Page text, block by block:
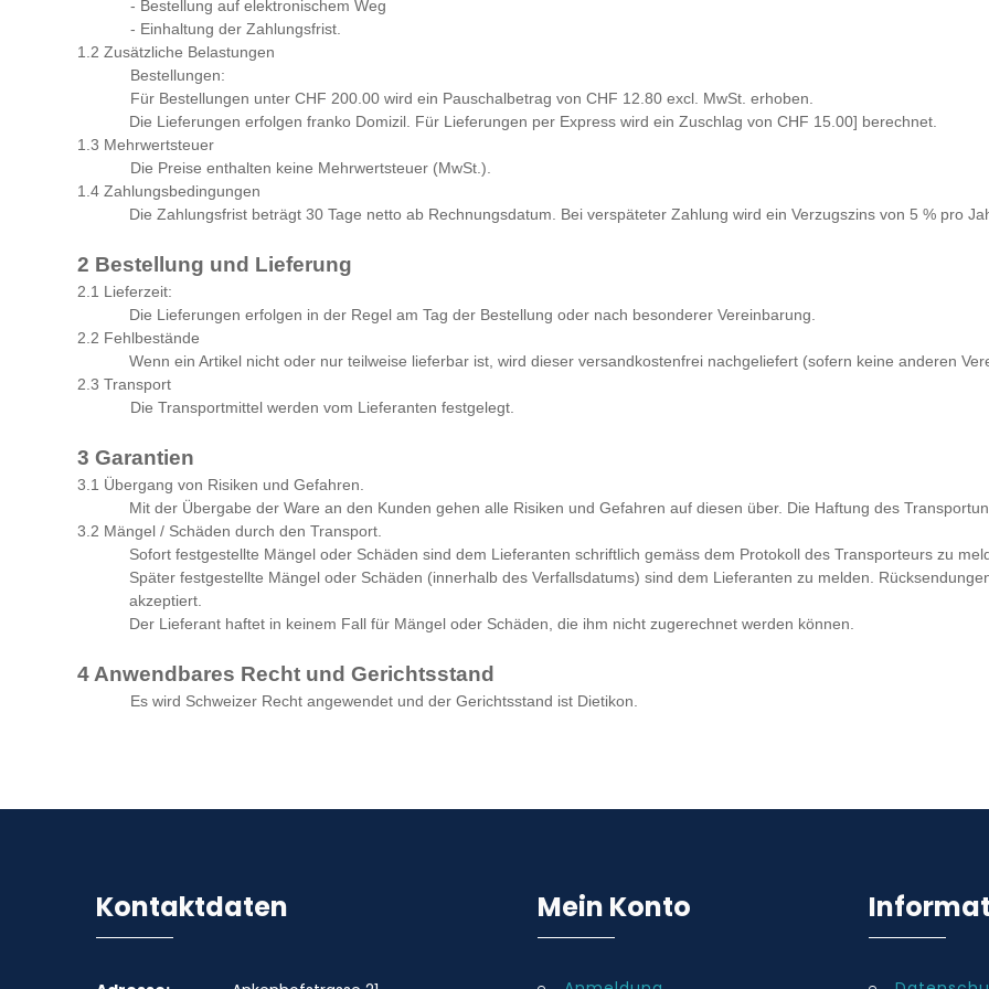
- Bestellung auf elektronischem Weg
- Einhaltung der Zahlungsfrist.
1.2 Zusätzliche Belastungen
Bestellungen:
Für Bestellungen unter CHF 200.00 wird ein Pauschalbetrag von CHF 12.80 excl. MwSt. erhoben.
Die Lieferungen erfolgen franko Domizil. Für Lieferungen per Express wird ein Zuschlag von CHF 15.00] berechnet.
1.3 Mehrwertsteuer
Die Preise enthalten keine Mehrwertsteuer (MwSt.).
1.4 Zahlungsbedingungen
Die Zahlungsfrist beträgt 30 Tage netto ab Rechnungsdatum. Bei verspäteter Zahlung wird ein Verzugszins von 5 % pro
2 Bestellung und Lieferung
2.1 Lieferzeit:
Die Lieferungen erfolgen in der Regel am Tag der Bestellung oder nach besonderer Vereinbarung.
2.2 Fehlbestände
Wenn ein Artikel nicht oder nur teilweise lieferbar ist, wird dieser versandkostenfrei nachgeliefert (sofern keine anderen
2.3 Transport
Die Transportmittel werden vom Lieferanten festgelegt.
3 Garantien
3.1 Übergang von Risiken und Gefahren.
Mit der Übergabe der Ware an den Kunden gehen alle Risiken und Gefahren auf diesen über. Die Haftung des
3.2 Mängel / Schäden durch den Transport.
Sofort festgestellte Mängel oder Schäden sind dem Lieferanten schriftlich gemäss dem Protokoll des Transporteurs zu
Später festgestellte Mängel oder Schäden (innerhalb des Verfallsdatums) sind dem Lieferanten zu melden.
akzeptiert.
Der Lieferant haftet in keinem Fall für Mängel oder Schäden, die ihm nicht zugerechnet werden können.
4 Anwendbares Recht und Gerichtsstand
Es wird Schweizer Recht angewendet und der Gerichtsstand ist Dietikon.
Kontaktdaten Mein Konto